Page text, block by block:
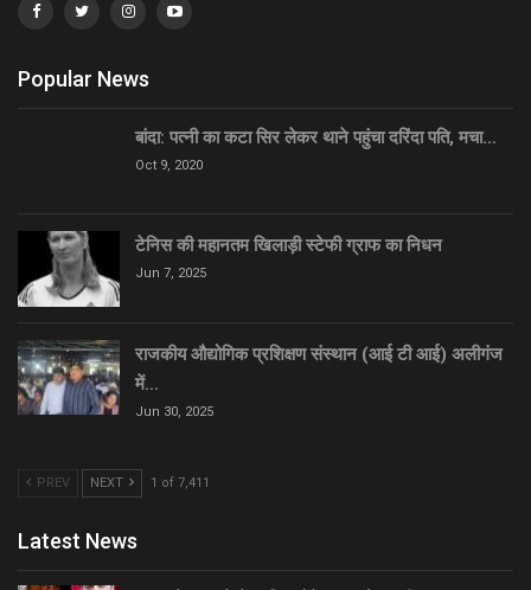
Popular News
बांदा: पत्नी का कटा सिर लेकर थाने पहुंचा दरिंदा पति, मचा…
Oct 9, 2020
टेनिस की महानतम खिलाड़ी स्टेफी ग्राफ का निधन
Jun 7, 2025
राजकीय औद्योगिक प्रशिक्षण संस्थान (आई टी आई) अलीगंज
में…
Jun 30, 2025
PREV NEXT 1 of 7,411
Latest News